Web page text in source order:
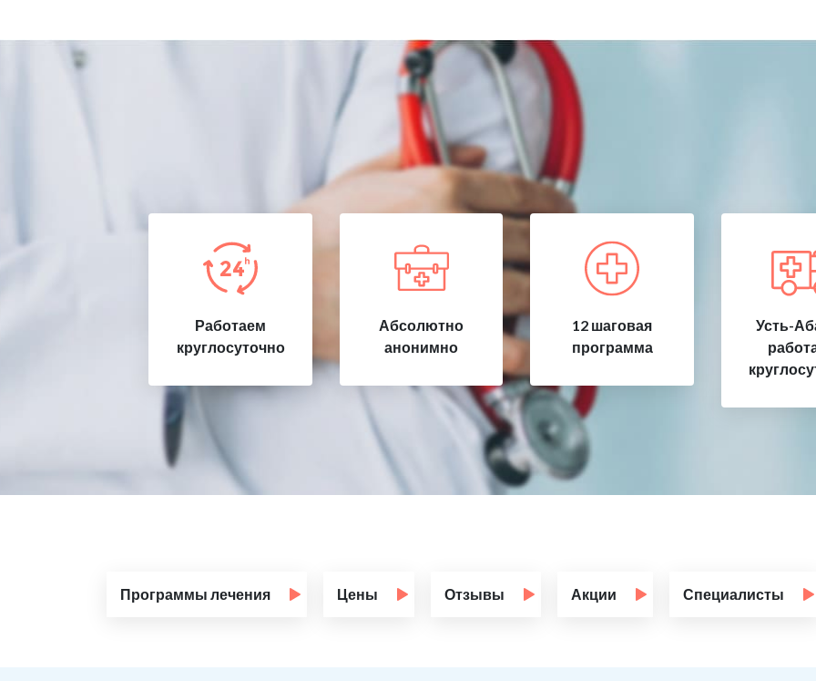
Работаем
круглосуточно
Абсолютно
анонимно
12 шаговая
программа
Усть-
Программы лечения Цены Отзывы Акции Специалисты